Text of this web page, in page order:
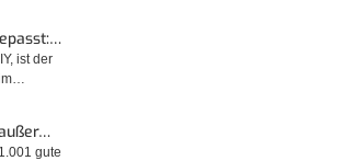
ist der
gute